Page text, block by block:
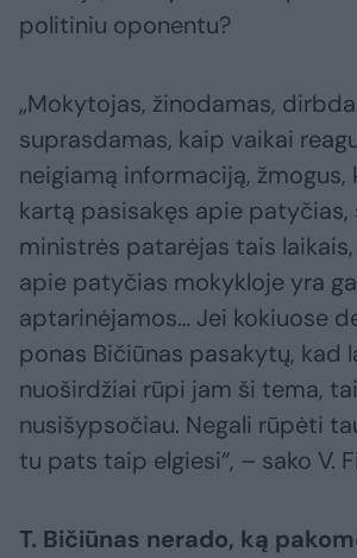
politiniu oponentu?
„Mokytojas, žinodamas,
suprasdamas, kaip vaikai
neigiamą informaciją, žmogus,
kartą pasisakęs apie
ministrės patarėjas tais
apie patyčias mokykloje yra
aptarinėjamos… Jei kokiuose
ponas Bičiūnas pasakytų, kad
nuoširdžiai rūpi jam ši tema,
nusišypsočiau. Negali rūpėti
tu pats taip elgiesi“, – sako V.
T. Bičiūnas nerado, ką